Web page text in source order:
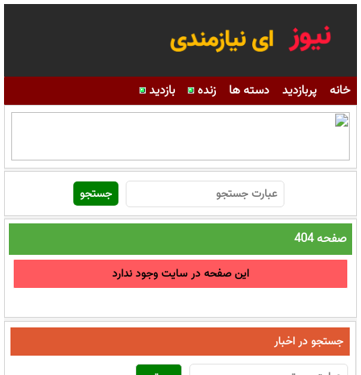
خانه پربازدید دسته ها زنده بازدید
صفحه 404
این صفحه در سایت وجود ندارد
جستجو در اخبار